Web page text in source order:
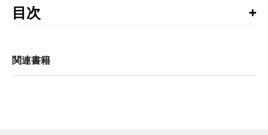
目次
第1部　ビューティフルテスター
関連書籍